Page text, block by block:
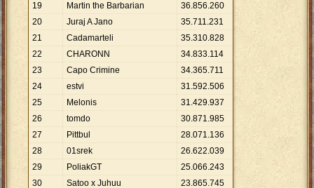
19
Martin the Barbarian 36.856.260
20
Juraj A Jano 35.711.231
21
Cadamarteli 35.310.828
22
CHARONN 34.833.114
23
Capo Crimine 34.365.711
24
estvi 31.592.506
25
Melonis 31.429.937
26
tomdo 30.871.985
27
Pittbul 28.071.136
28
01srek 26.622.039
29
PoliakGT 25.066.243
30
Satoo x Juhuu 23.865.745